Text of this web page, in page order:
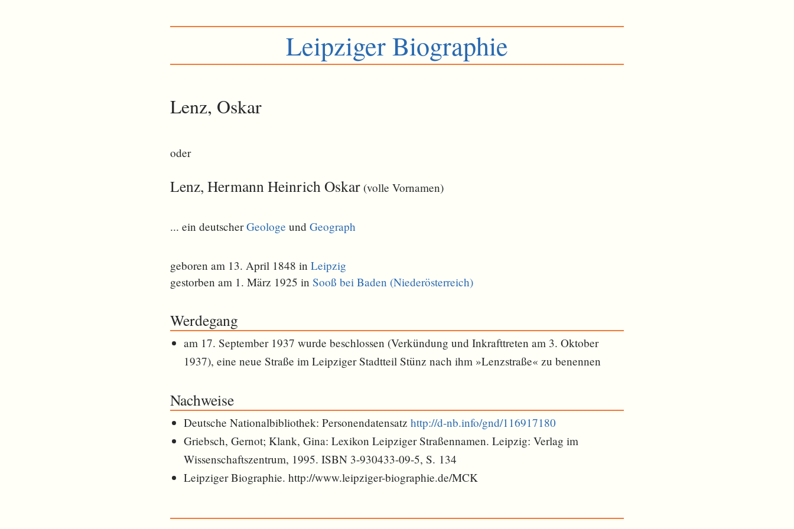
Leipziger Biographie
Lenz, Oskar
oder
Lenz, Hermann Heinrich Oskar (volle Vornamen)
... ein deutscherGeologe und Geograph
geboren am 13. April 1848 in Leipzig
gestorben am 1. März 1925 in Sooß bei Baden (Niederösterreich)
Werdegang
am 17. September 1937 wurde beschlossen (Verkündung und Inkrafttreten am 3. Oktober
1937), eine neue Straße im Leipziger Stadtteil Stünz nach ihm »Lenzstraße« zu benennen
Nachweise
Deutsche Nationalbibliothek: Personendatensatzhttp://d-nb.info/gnd/116917180
Griebsch, Gernot; Klank, Gina: Lexikon Leipziger Straßennamen. Leipzig: Verlag im
Wissenschaftszentrum, 1995. ISBN 3-930433-09-5, S. 134
Leipziger Biographie. http://www.leipziger-biographie.de/MCK